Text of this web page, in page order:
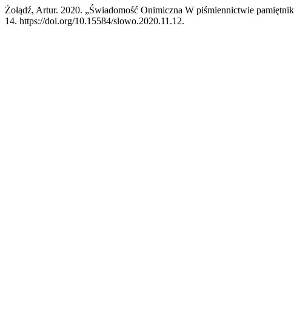
Żołądź, Artur. 2020. „Świadomość Onimiczna W piśmiennictwie
14. https://doi.org/10.15584/slowo.2020.11.12.